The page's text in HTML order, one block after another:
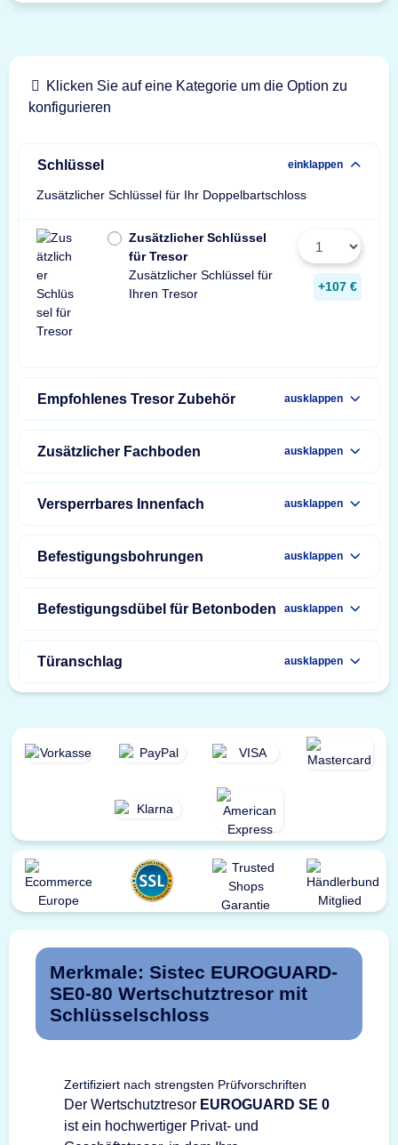
Klicken Sie auf eine Kategorie um die Option zu
konfigurieren
Schlüssel einklappen
Zusätzlicher Schlüssel für Ihr Doppelbartschloss
Zusätzlicher Schlüssel
für Tresor
Zusätzlicher Schlüssel für
Ihren Tresor
+107 €
Empfohlenes Tresor Zubehör ausklappen
Zusätzlicher Fachboden ausklappen
Versperrbares Innenfach ausklappen
Befestigungsbohrungen ausklappen
Befestigungsdübel für Betonboden ausklappen
Türanschlag ausklappen
Merkmale: Sistec EUROGUARD-
SE0-80 Wertschutztresor mit
Schlüsselschloss
Zertifiziert nach strengsten Prüfvorschriften
Der Wertschutztresor EUROGUARD SE 0
ist ein hochwertiger Privat- und